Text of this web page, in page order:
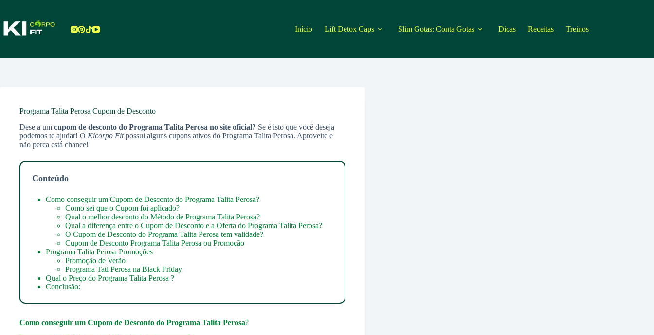
conteúdo
Início Lift Detox Caps Slim Gotas: Conta Gotas Dicas Receitas Treinos
Programa Talita Perosa Cupom de Desconto
Deseja um cupom de desconto do Programa Talita Perosa no site oficial? Se é isto que você deseja
podemos te ajudar! O Kicorpo Fitpossui alguns cupons ativos do Programa Talita Perosa. Aproveite e
não perca está chance!
Conteúdo
Como conseguir um Cupom de Desconto do Programa Talita Perosa?
Como sei que o Cupom foi aplicado?
Qual o melhor desconto do Método de Programa Talita Perosa?
Qual a diferença entre o Cupom de Desconto e a Oferta do Programa Talita Perosa?
O Cupom de Desconto do Programa Talita Perosa tem validade?
Cupom de Desconto Programa Talita Perosa ou Promoção
Programa Talita Perosa Promoções
Promoção de Verão
Programa Tati Perosa na Black Friday
Qual o Preço do Programa Talita Perosa ?
Conclusão:
Como conseguir um Cupom de Desconto do Programa Talita Perosa?